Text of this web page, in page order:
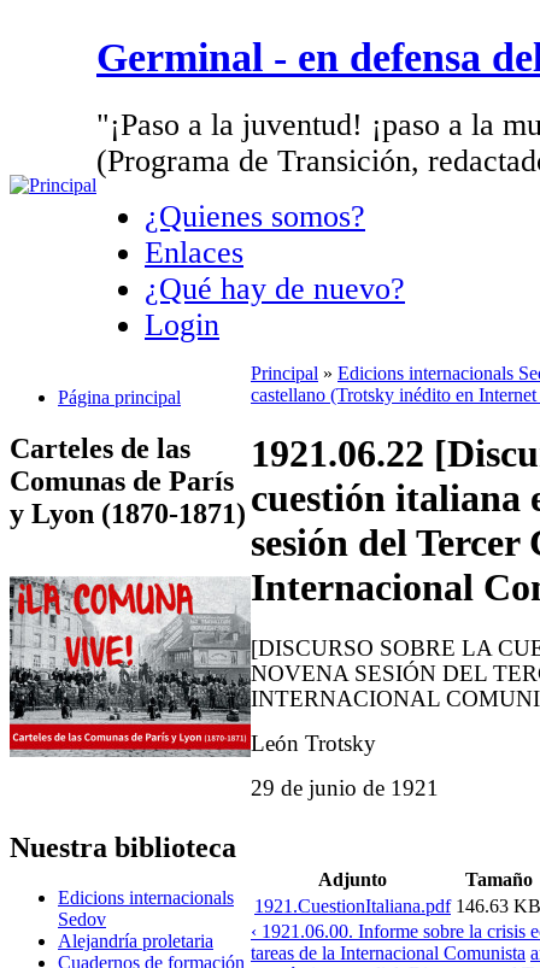
Germinal - en defensa
"¡Paso a la juventud! ¡paso a la
(Programa de Transición,
¿Quienes somos?
Enlaces
¿Qué hay de nuevo?
Login
Página principal
Carteles de las
Comunas de París
y Lyon (1870-1871)
Nuestra biblioteca
Edicions internacionals
Sedov
Alejandría proletaria
Cuadernos de formación
Principal » Edicions internacionals
castellano (Trotsky inédito en
1921.06.22
cuestión italiana
sesión del Tercer
Internacional
[DISCURSO SOBRE LA
NOVENA SESIÓN DEL
INTERNACIONAL
León Trotsky
29 de junio de 1921
Adjunto
Tamaño
1921.CuestionItaliana.pdf 146.63 KB
‹ 1921.06.00. Informe sobre la crisis
tareas de la Internacional Comunista